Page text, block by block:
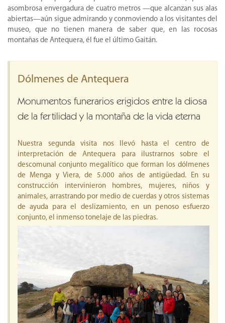
asombrosa envergadura de cuatro metros —que alcanzan sus alas
abiertas—aún sigue admirando y conmoviendo a los visitantes del
museo, que no tienen manera de saber que, en las rocosas
montañas de Antequera, él fue el último Gaitán.
Dólmenes de Antequera
Monumentos funerarios erigidos entre la diosa
de la fertilidad y la montaña de la vida eterna
Nuestra segunda visita nos llevó hasta el centro de
interpretación de Antequera para ilustrarnos sobre el
descomunal conjunto megalítico que forman los dólmenes
de Menga y Viera, de 5.000 años de antigüedad. En su
construcción intervinieron hombres, mujeres, niños y
animales, arrastrando por medio de cuerdas y otros sistemas
de ayuda para el deslizamiento, en un penoso esfuerzo
conjunto, el inmenso tonelaje de las piedras.